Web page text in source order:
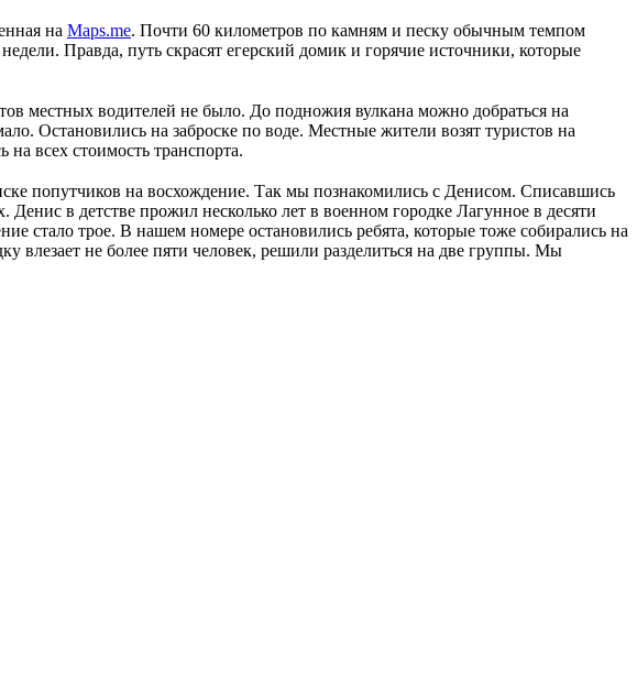
на Maps.me. Почти 60 километров по камням и песку обычным темпом
Правда, путь скрасят егерский домик и горячие источники, которые
местных водителей не было. До подножия вулкана можно добраться на
Остановились на заброске по воде. Местные жители возят туристов на
всех стоимость транспорта.
попутчиков на восхождение. Так мы познакомились с Денисом. Списавшись
в детстве прожил несколько лет в военном городке Лагунное в десяти
стало трое. В нашем номере остановились ребята, которые тоже собирались на
влезает не более пяти человек, решили разделиться на две группы. Мы